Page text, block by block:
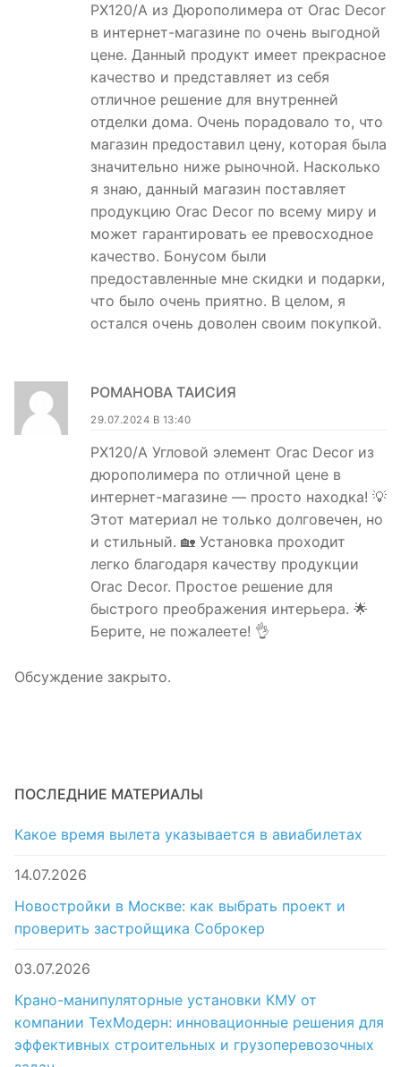
PX120/A из Дюрополимера от Orac Decor
в интернет-магазине по очень выгодной
цене. Данный продукт имеет прекрасное
качество и представляет из себя
отличное решение для внутренней
отделки дома. Очень порадовало то, что
магазин предоставил цену, которая была
значительно ниже рыночной. Насколько
я знаю, данный магазин поставляет
продукцию Orac Decor по всему миру и
может гарантировать ее превосходное
качество. Бонусом были
предоставленные мне скидки и подарки,
что было очень приятно. В целом, я
остался очень доволен своим покупкой.
РОМАНОВА ТАИСИЯ
29.07.2024 В 13:40
PX120/A Угловой элемент Orac Decor из
дюрополимера по отличной цене в
интернет-магазине — просто находка! 💡
Этот материал не только долговечен, но
и стильный. 🏡 Установка проходит
легко благодаря качеству продукции
Orac Decor. Простое решение для
быстрого преображения интерьера. 🌟
Берите, не пожалеете! 👌
Обсуждение закрыто.
ПОСЛЕДНИЕ МАТЕРИАЛЫ
Какое время вылета указывается в авиабилетах
14.07.2026
Новостройки в Москве: как выбрать проект и
проверить застройщика Соброкер
03.07.2026
Крано-манипуляторные установки КМУ от
компании ТехМодерн: инновационные решения для
эффективных строительных и грузоперевозочных